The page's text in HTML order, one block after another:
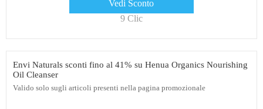
Vedi Sconto
9 Clic
Envi Naturals sconti fino al 41% su Henua Organics Nourishing
Oil Cleanser
Valido solo sugli articoli presenti nella pagina promozionale